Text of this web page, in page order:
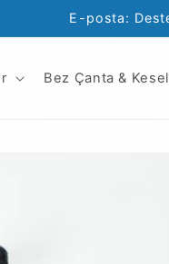
E-posta:
Bez Çanta &